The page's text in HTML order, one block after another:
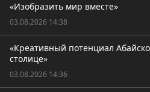
«Изобразить мир вместе»
03.08.2026 14:38
«Креативный потенциал
столице»
03.08.2026 14:36